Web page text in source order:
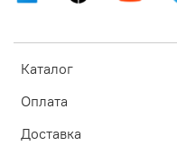
Каталог
Оплата
Доставка